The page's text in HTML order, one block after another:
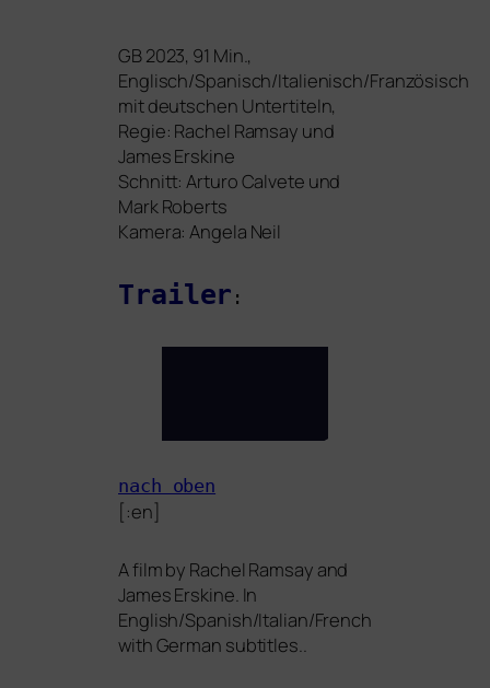
GB2023, 91 Min.,
Englisch/Spanisch/Italienisch/Französisch
mit deut­schen Untertiteln,
Regie: Rachel Ramsay und
James Erskine
Schnitt: Arturo Calvete und
Mark Roberts
Kamera: Angela Neil
Trailer :
nach oben
[:en]
A film by Rachel Ramsay and
James Erskine. In
English/Spanish/Italian/French
with German subtitles..